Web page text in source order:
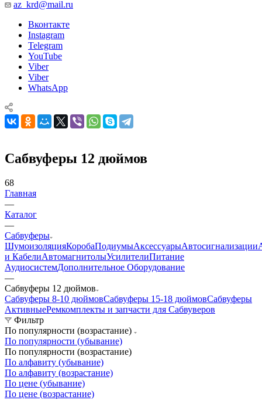
az_krd@mail.ru
Вконтакте
Instagram
Telegram
YouTube
Viber
Viber
WhatsApp
Сабвуферы 12 дюймов
68
Главная
—
Каталог
—
Сабвуферы
ШумоизоляцияКоробаПодиумыАксессуарыАвтосигнализации
и КабелиАвтомагнитолыУсилителиПитание
АудиосистемДополнительное Оборудование
—
Сабвуферы 12 дюймов
Сабвуферы 8-10 дюймовСабвуферы 15-18 дюймовСабвуферы
АктивныеРемкомплекты и запчасти для Сабвуверов
Фильтр
По популярности (возрастание)
По популярности (убывание)
По популярности (возрастание)
По алфавиту (убывание)
По алфавиту (возрастание)
По цене (убывание)
По цене (возрастание)